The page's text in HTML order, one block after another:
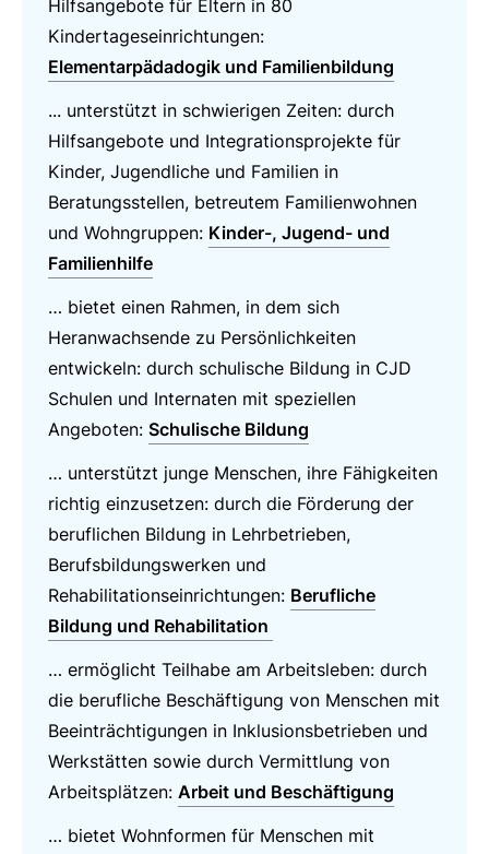
Hilfsangebote für Eltern in 80
Kindertageseinrichtungen:
Elementarpädadogik und Familienbildung
... unterstützt in schwierigen Zeiten: durch
Hilfsangebote und Integrationsprojekte für
Kinder, Jugendliche und Familien in
Beratungsstellen, betreutem Familienwohnen
und Wohngruppen: Kinder-, Jugend- und
Familienhilfe
… bietet einen Rahmen, in dem sich
Heranwachsende zu Persönlichkeiten
entwickeln: durch schulische Bildung in CJD
Schulen und Internaten mit speziellen
Angeboten: Schulische Bildung
… unterstützt junge Menschen, ihre Fähigkeiten
richtig einzusetzen: durch die Förderung der
beruflichen Bildung in Lehrbetrieben,
Berufsbildungswerken und
Rehabilitationseinrichtungen: Berufliche
Bildung und Rehabilitation
… ermöglicht Teilhabe am Arbeitsleben: durch
die berufliche Beschäftigung von Menschen mit
Beeinträchtigungen in Inklusionsbetrieben und
Werkstätten sowie durch Vermittlung von
Arbeitsplätzen: Arbeit und Beschäftigung
… bietet Wohnformen für Menschen mit